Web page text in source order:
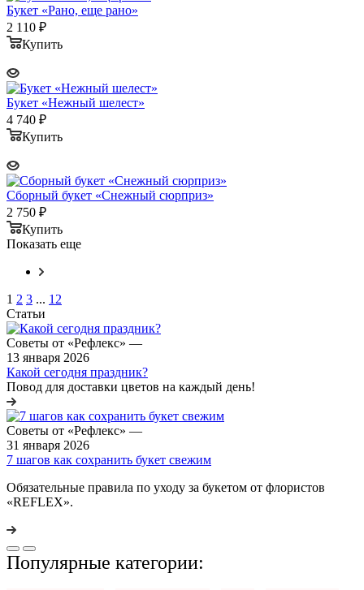
Букет «Рано, еще рано»
2 110 ₽
Купить
Букет «Нежный шелест»
4 740 ₽
Купить
Сборный букет «Снежный сюрприз»
2 750 ₽
Купить
Показать еще
1 2 3 ... 12
Статьи
Советы от «Рефлекс» —
13 января 2026
Какой сегодня праздник?
Повод для доставки цветов на каждый день!
Советы от «Рефлекс» —
31 января 2026
7 шагов как сохранить букет свежим
Обязательные правила по уходу за букетом от флористов
«REFLEX».
Популярные категории: